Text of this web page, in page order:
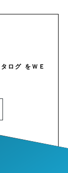
ログ をＷＥ